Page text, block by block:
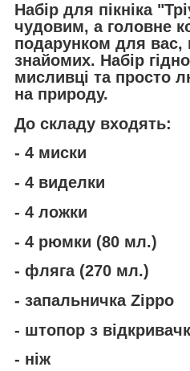
Набір для пікніка
чудовим, а головне
подарунком для вас,
знайомих. Набір
мисливці та просто
на природу.
До складу входять:
- 4 миски
- 4 виделки
- 4 ложки
- 4 рюмки (80 мл.)
- фляга (270 мл.)
- запальничка Zipрo
- штопор з
- ніж